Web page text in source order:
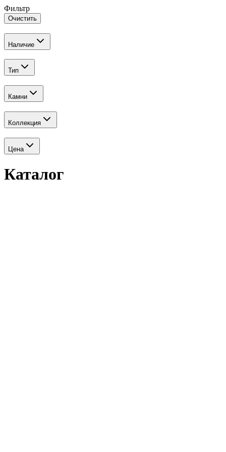
Фильтр
Очистить
Наличие
Тип
Камни
Коллекция
Цена
Каталог